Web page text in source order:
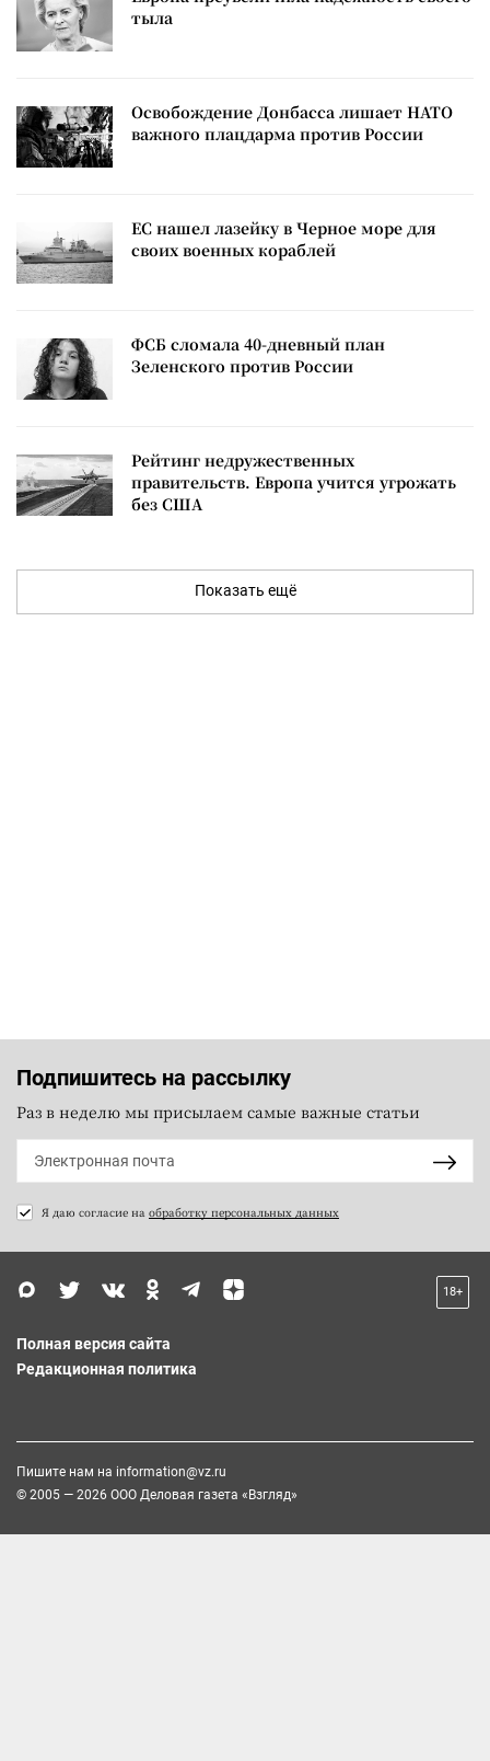
тыла
Освобождение Донбасса лишает НАТО
важного плацдарма против России
ЕС нашел лазейку в Черное море для
своих военных кораблей
ФСБ сломала 40-дневный план
Зеленского против России
Рейтинг недружественных
правительств. Европа учится угрожать
без США
Показать ещё
Подпишитесь на рассылку
Раз в неделю мы присылаем самые важные статьи
Я даю согласие на обработку персональных данных
18+
Полная версия сайта
Редакционная политика
Пишите нам на information@vz.ru
© 2005 — 2026 ООО Деловая газета «Взгляд»